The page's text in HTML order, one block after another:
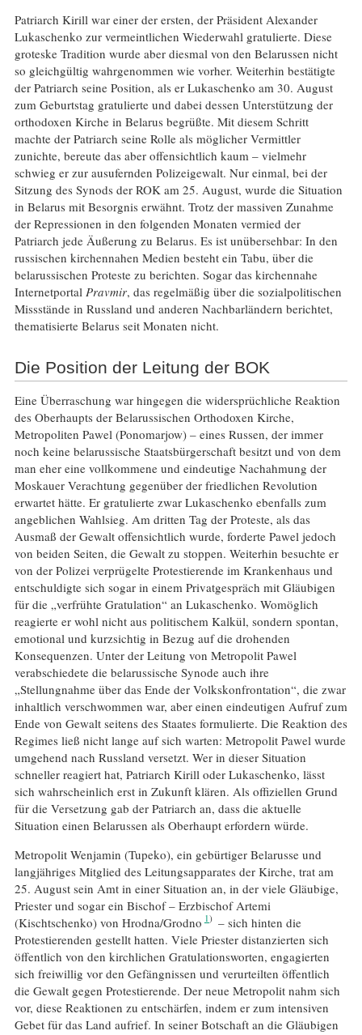
Patriarch Kirill war einer der ersten, der Präsident Alexander
Lukaschenko zur vermeintlichen Wiederwahl gratulierte. Diese
groteske Tradition wurde aber diesmal von den Belarussen nicht
so gleichgültig wahrgenommen wie vorher. Weiterhin bestätigte
der Patriarch seine Position, als er Lukaschenko am 30. August
zum Geburtstag gratulierte und dabei dessen Unterstützung der
orthodoxen Kirche in Belarus begrüßte. Mit diesem Schritt
machte der Patriarch seine Rolle als möglicher Vermittler
zunichte, bereute das aber offensichtlich kaum – vielmehr
schwieg er zur ausufernden Polizeigewalt. Nur einmal, bei der
Sitzung des Synods der ROK am 25. August, wurde die Situation
in Belarus mit Besorgnis erwähnt. Trotz der massiven Zunahme
der Repressionen in den folgenden Monaten vermied der
Patriarch jede Äußerung zu Belarus. Es ist unübersehbar: In den
russischen kirchennahen Medien besteht ein Tabu, über die
belarussischen Proteste zu berichten. Sogar das kirchennahe
Internetportal Pravmir, das regelmäßig über die sozialpolitischen
Missstände in Russland und anderen Nachbarländern berichtet,
thematisierte Belarus seit Monaten nicht.
Die Position der Leitung der BOK
Eine Überraschung war hingegen die widersprüchliche Reaktion
des Oberhaupts der Belarussischen Orthodoxen Kirche,
Metropoliten Pawel (Ponomarjow) – eines Russen, der immer
noch keine belarussische Staatsbürgerschaft besitzt und von dem
man eher eine vollkommene und eindeutige Nachahmung der
Moskauer Verachtung gegenüber der friedlichen Revolution
erwartet hätte. Er gratulierte zwar Lukaschenko ebenfalls zum
angeblichen Wahlsieg. Am dritten Tag der Proteste, als das
Ausmaß der Gewalt offensichtlich wurde, forderte Pawel jedoch
von beiden Seiten, die Gewalt zu stoppen. Weiterhin besuchte er
von der Polizei verprügelte Protestierende im Krankenhaus und
entschuldigte sich sogar in einem Privatgespräch mit Gläubigen
für die „verfrühte Gratulation“ an Lukaschenko. Womöglich
reagierte er wohl nicht aus politischem Kalkül, sondern spontan,
emotional und kurzsichtig in Bezug auf die drohenden
Konsequenzen. Unter der Leitung von Metropolit Pawel
verabschiedete die belarussische Synode auch ihre
„Stellungnahme über das Ende der Volkskonfrontation“, die zwar
inhaltlich verschwommen war, aber einen eindeutigen Aufruf zum
Ende von Gewalt seitens des Staates formulierte. Die Reaktion des
Regimes ließ nicht lange auf sich warten: Metropolit Pawel wurde
umgehend nach Russland versetzt. Wer in dieser Situation
schneller reagiert hat, Patriarch Kirill oder Lukaschenko, lässt
sich wahrscheinlich erst in Zukunft klären. Als offiziellen Grund
für die Versetzung gab der Patriarch an, dass die aktuelle
Situation einen Belarussen als Oberhaupt erfordern würde.
Metropolit Wenjamin (Tupeko), ein gebürtiger Belarusse und
langjähriges Mitglied des Leitungsapparates der Kirche, trat am
25. August sein Amt in einer Situation an, in der viele Gläubige,
Priester und sogar ein Bischof – Erzbischof Artemi
(Kischtschenko) von Hrodna/Grodno 1
– sich hinten die
Protestierenden gestellt hatten. Viele Priester distanzierten sich
öffentlich von den kirchlichen Gratulationsworten, engagierten
sich freiwillig vor den Gefängnissen und verurteilten öffentlich
die Gewalt gegen Protestierende. Der neue Metropolit nahm sich
vor, diese Reaktionen zu entschärfen, indem er zum intensiven
Gebet für das Land aufrief. In seiner Botschaft an die Gläubigen